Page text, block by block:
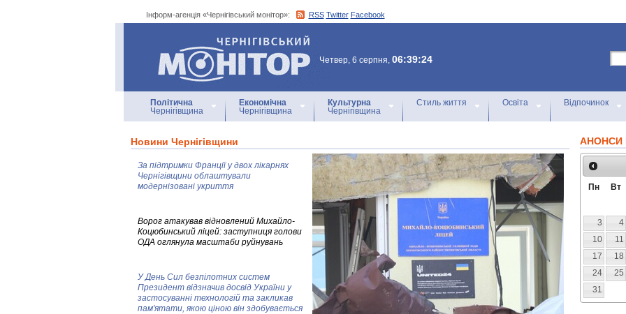
Інформ-агенція «Чернігівський монітор»: RSS Twitter Facebook
Інформ-агенція
«Чернігівський монітор»
Четвер, 6 серпня, 06:39:24
Політична
Чернігівщина
Економічна
Чернігівщина
Культурна
Чернігівщина
Стиль життя Освіта Відпочинок
Новини Чернігівщини
За підтримки Франції у двох лікарнях
Чернігівщини облаштували
модернізовані укриття
Ворог атакував відновлений Михайло-
Коцюбинський ліцей: заступниця голови
ОДА оглянула масштаби руйнувань
У День Сил безпілотних систем
Президент відзначив досвід України у
застосуванні технологій та закликав
пам'ятати, якою ціною він здобувається
АНОНСИ
Пн Вт
3
4
10
11
17
18
24
25
31